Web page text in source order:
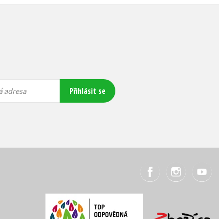
adresa Přihlásit se